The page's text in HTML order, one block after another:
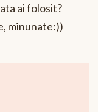
ai folosit?
minunate:))